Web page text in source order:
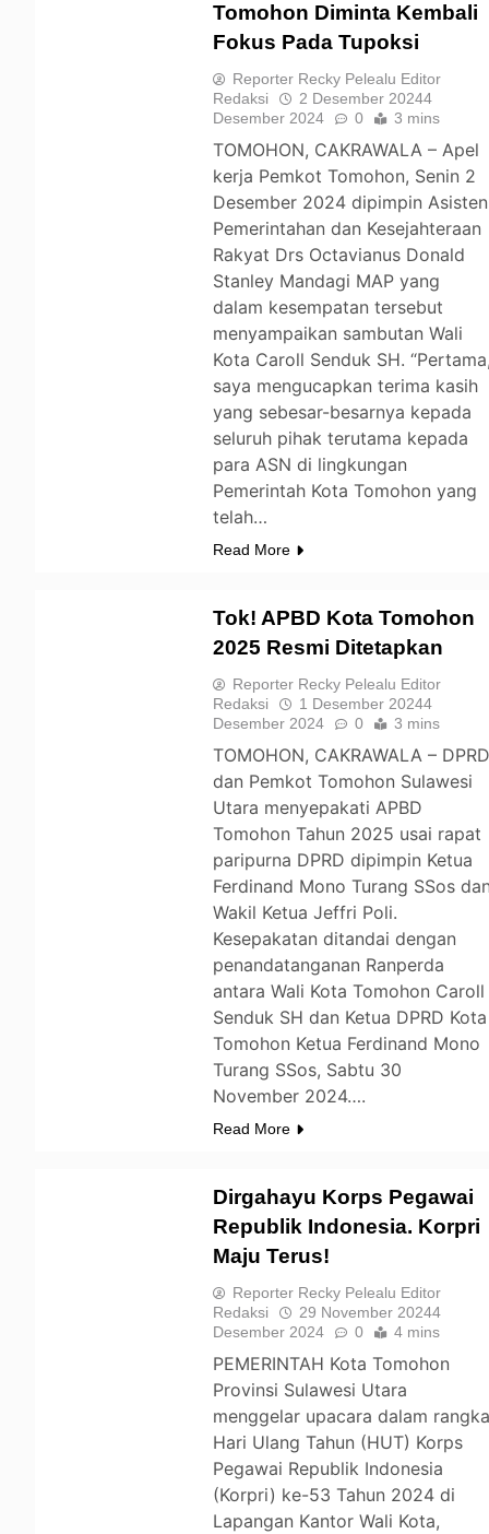
Tomohon Diminta Kembali
Fokus Pada Tupoksi
Reporter Recky Pelealu Editor
Redaksi
2 Desember 20244
Desember 2024
0 3 mins
TOMOHON, CAKRAWALA – Apel
kerja Pemkot Tomohon, Senin 2
Desember 2024 dipimpin Asisten
Pemerintahan dan Kesejahteraan
Rakyat Drs Octavianus Donald
Stanley Mandagi MAP yang
dalam kesempatan tersebut
menyampaikan sambutan Wali
Kota Caroll Senduk SH.
saya mengucapkan terima kasih
yang sebesar-besarnya kepada
seluruh pihak terutama kepada
para ASN di lingkungan
Pemerintah Kota Tomohon yang
telah…
Read More
Tok! APBD Kota Tomohon
2025 Resmi Ditetapkan
Reporter Recky Pelealu Editor
Redaksi
1 Desember 20244
Desember 2024
0 3 mins
TOMOHON, CAKRAWALA –
dan Pemkot Tomohon Sulawesi
Utara menyepakati APBD
Tomohon Tahun 2025 usai rapat
paripurna DPRD dipimpin Ketua
Ferdinand Mono Turang SSos
Wakil Ketua Jeffri Poli.
Kesepakatan ditandai dengan
penandatanganan Ranperda
antara Wali Kota Tomohon Caroll
Senduk SH dan Ketua DPRD Kota
Tomohon Ketua Ferdinand Mono
Turang SSos, Sabtu 30
November 2024….
Read More
Dirgahayu Korps Pegawai
Republik Indonesia. Korpri
Maju Terus!
Reporter Recky Pelealu Editor
Redaksi
29 November 20244
Desember 2024
0 4 mins
PEMERINTAH Kota Tomohon
Provinsi Sulawesi Utara
menggelar upacara dalam
Hari Ulang Tahun (HUT) Korps
Pegawai Republik Indonesia
(Korpri) ke-53 Tahun 2024 di
Lapangan Kantor Wali Kota,